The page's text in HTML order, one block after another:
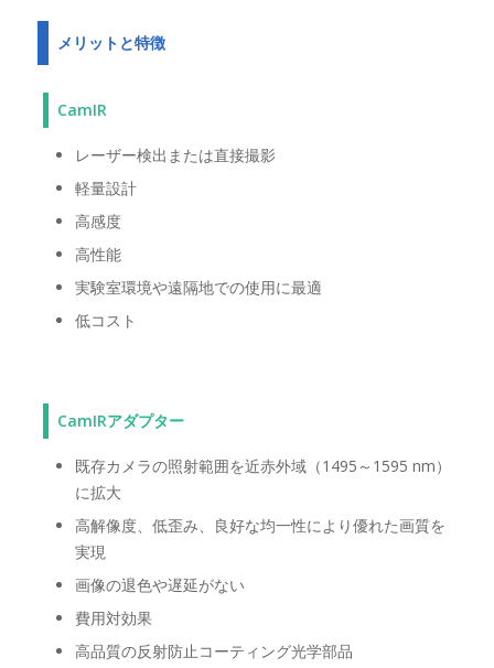
メリットと特徴
CamIR
レーザー検出または直接撮影
軽量設計
高感度
高性能
実験室環境や遠隔地での使用に最適
低コスト
CamIRアダプター
既存カメラの照射範囲を近赤外域（1495～1595 nm）
に拡大
高解像度、低歪み、良好な均一性により優れた画質を
実現
画像の退色や遅延がない
費用対効果
高品質の反射防止コーティング光学部品